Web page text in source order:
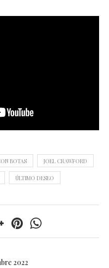
BOTAS JOEL CRAWFORD
ÚLTIMO DESEO
2022